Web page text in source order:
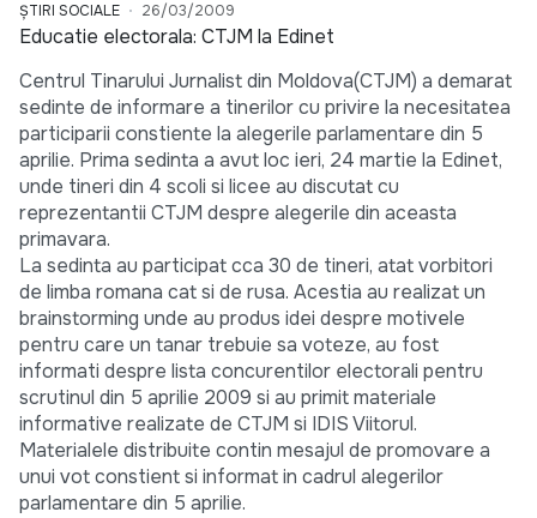
ȘTIRI SOCIALE 26/03/2009
Educatie electorala: CTJM la Edinet
Centrul Tinarului Jurnalist din Moldova(CTJM) a demarat
sedinte de informare a tinerilor cu privire la necesitatea
participarii constiente la alegerile parlamentare din 5
aprilie. Prima sedinta a avut loc ieri, 24 martie la Edinet,
unde tineri din 4 scoli si licee au discutat cu
reprezentantii CTJM despre alegerile din aceasta
primavara.
La sedinta au participat cca 30 de tineri, atat vorbitori
de limba romana cat si de rusa. Acestia au realizat un
brainstorming unde au produs idei despre motivele
pentru care un tanar trebuie sa voteze, au fost
informati despre lista concurentilor electorali pentru
scrutinul din 5 aprilie 2009 si au primit materiale
informative realizate de CTJM si IDIS Viitorul.
Materialele distribuite contin mesajul de promovare a
unui vot constient si informat in cadrul alegerilor
parlamentare din 5 aprilie.